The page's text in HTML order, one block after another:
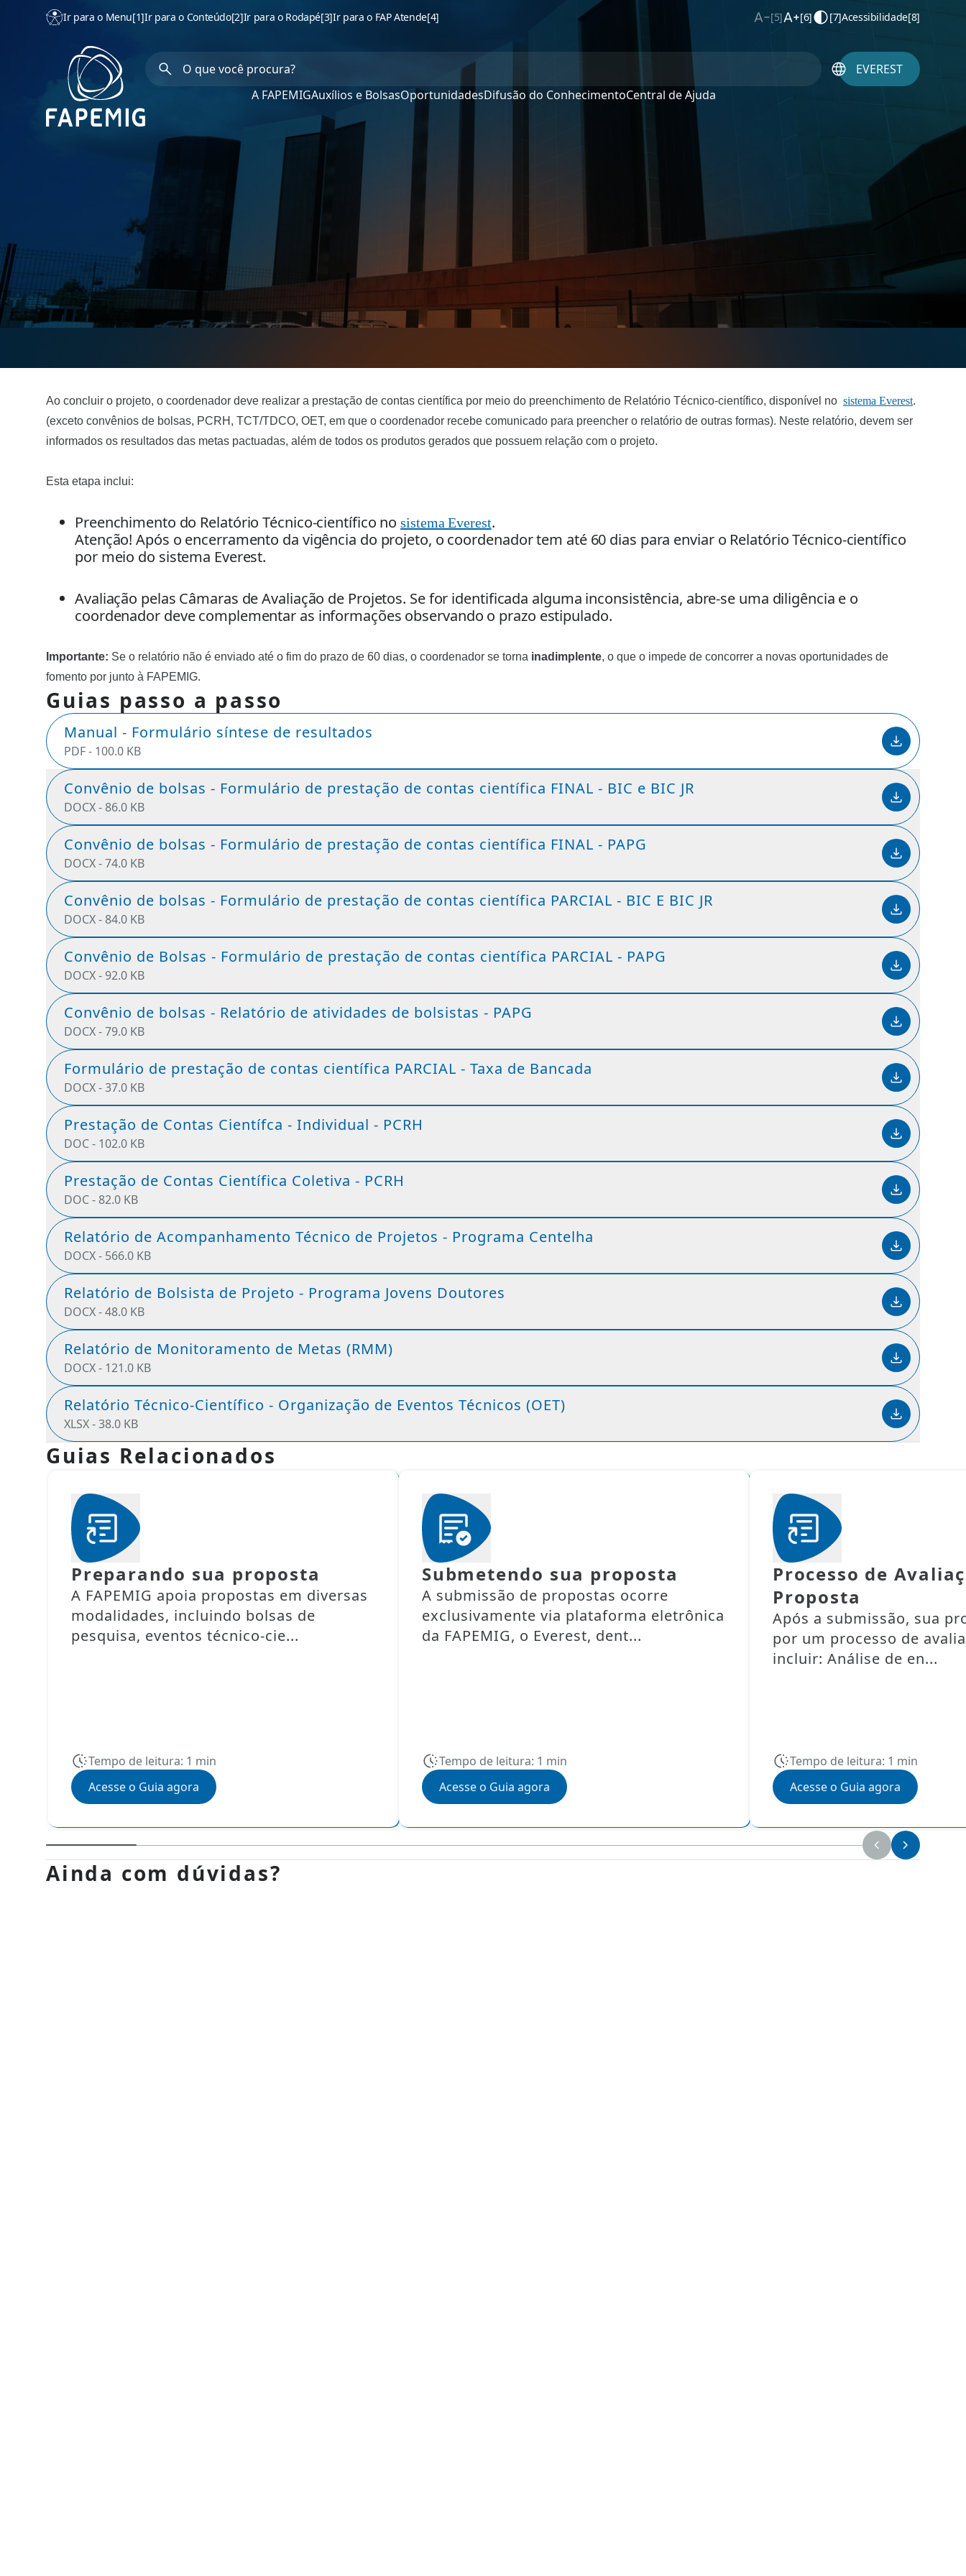
Ir para o Menu[1]Ir para o Conteúdo[2]Ir para o Rodapé[3]Ir para o FAP Atende[4] [5] [6] [7]Acessibilidade[8]
A FAPEMIGAuxílios e BolsasOportunidadesDifusão do ConhecimentoCentral de Ajuda
EVEREST
Ao concluir o projeto, o coordenador deve realizar a prestação de contas científica por meio do preenchimento de Relatório Técnico-científico, disponível no sistema Everest.
(exceto convênios de bolsas, PCRH, TCT/TDCO, OET, em que o coordenador recebe comunicado para preencher o relatório de outras formas). Neste relatório, devem ser
informados os resultados das metas pactuadas, além de todos os produtos gerados que possuem relação com o projeto.
Esta etapa inclui:
Preenchimento do Relatório Técnico-científico no sistema Everest.
Atenção! Após o encerramento da vigência do projeto, o coordenador tem até 60 dias para enviar o Relatório Técnico-científico
por meio do sistema Everest.
Avaliação pelas Câmaras de Avaliação de Projetos. Se for identificada alguma inconsistência, abre-se uma diligência e o
coordenador deve complementar as informações observando o prazo estipulado.
Importante: Se o relatório não é enviado até o fim do prazo de 60 dias, o coordenador se torna inadimplente, o que o impede de concorrer a novas oportunidades de
fomento por junto à FAPEMIG.
Guias passo a passo
Manual - Formulário síntese de resultados
PDF - 100.0 KB
Convênio de bolsas - Formulário de prestação de contas científica FINAL - BIC e BIC JR
DOCX -86.0 KB
Convênio de bolsas - Formulário de prestação de contas científica FINAL - PAPG
DOCX -74.0 KB
Convênio de bolsas - Formulário de prestação de contas científica PARCIAL - BIC E BIC JR
DOCX -84.0 KB
Convênio de Bolsas - Formulário de prestação de contas científica PARCIAL - PAPG
DOCX -92.0 KB
Convênio de bolsas - Relatório de atividades de bolsistas - PAPG
DOCX -79.0 KB
Formulário de prestação de contas científica PARCIAL - Taxa de Bancada
DOCX -37.0 KB
Prestação de Contas Científca - Individual - PCRH
DOC - 102.0 KB
Prestação de Contas Científica Coletiva - PCRH
DOC -82.0 KB
Relatório de Acompanhamento Técnico de Projetos - Programa Centelha
DOCX - 566.0 KB
Relatório de Bolsista de Projeto - Programa Jovens Doutores
DOCX -48.0 KB
Relatório de Monitoramento de Metas (RMM)
DOCX - 121.0 KB
Relatório Técnico-Científico - Organização de Eventos Técnicos (OET)
XLSX -38.0 KB
Guias Relacionados
Preparando sua proposta
A FAPEMIG apoia propostas em diversas
modalidades, incluindo bolsas de
pesquisa, eventos técnico-cie...
Tempo de leitura: 1 min
Acesse o Guia agora
Submetendo sua proposta
A submissão de propostas ocorre
exclusivamente via plataforma eletrônica
da FAPEMIG, o Everest, dent...
Tempo de leitura: 1 min
Acesse o Guia agora
Processo de
Proposta
Após a submissão, sua
por um processo de
incluir: Análise de en...
Tempo de leitura: 1 min
Acesse o Guia agora
Ainda com dúvidas?